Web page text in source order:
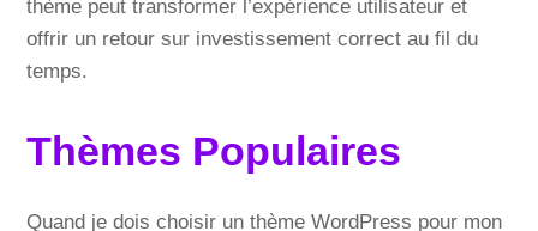
thème peut transformer l’expérience utilisateur et
offrir un retour sur investissement correct au fil du
temps.
Thèmes Populaires
Quand je dois choisir un thème WordPress pour mon